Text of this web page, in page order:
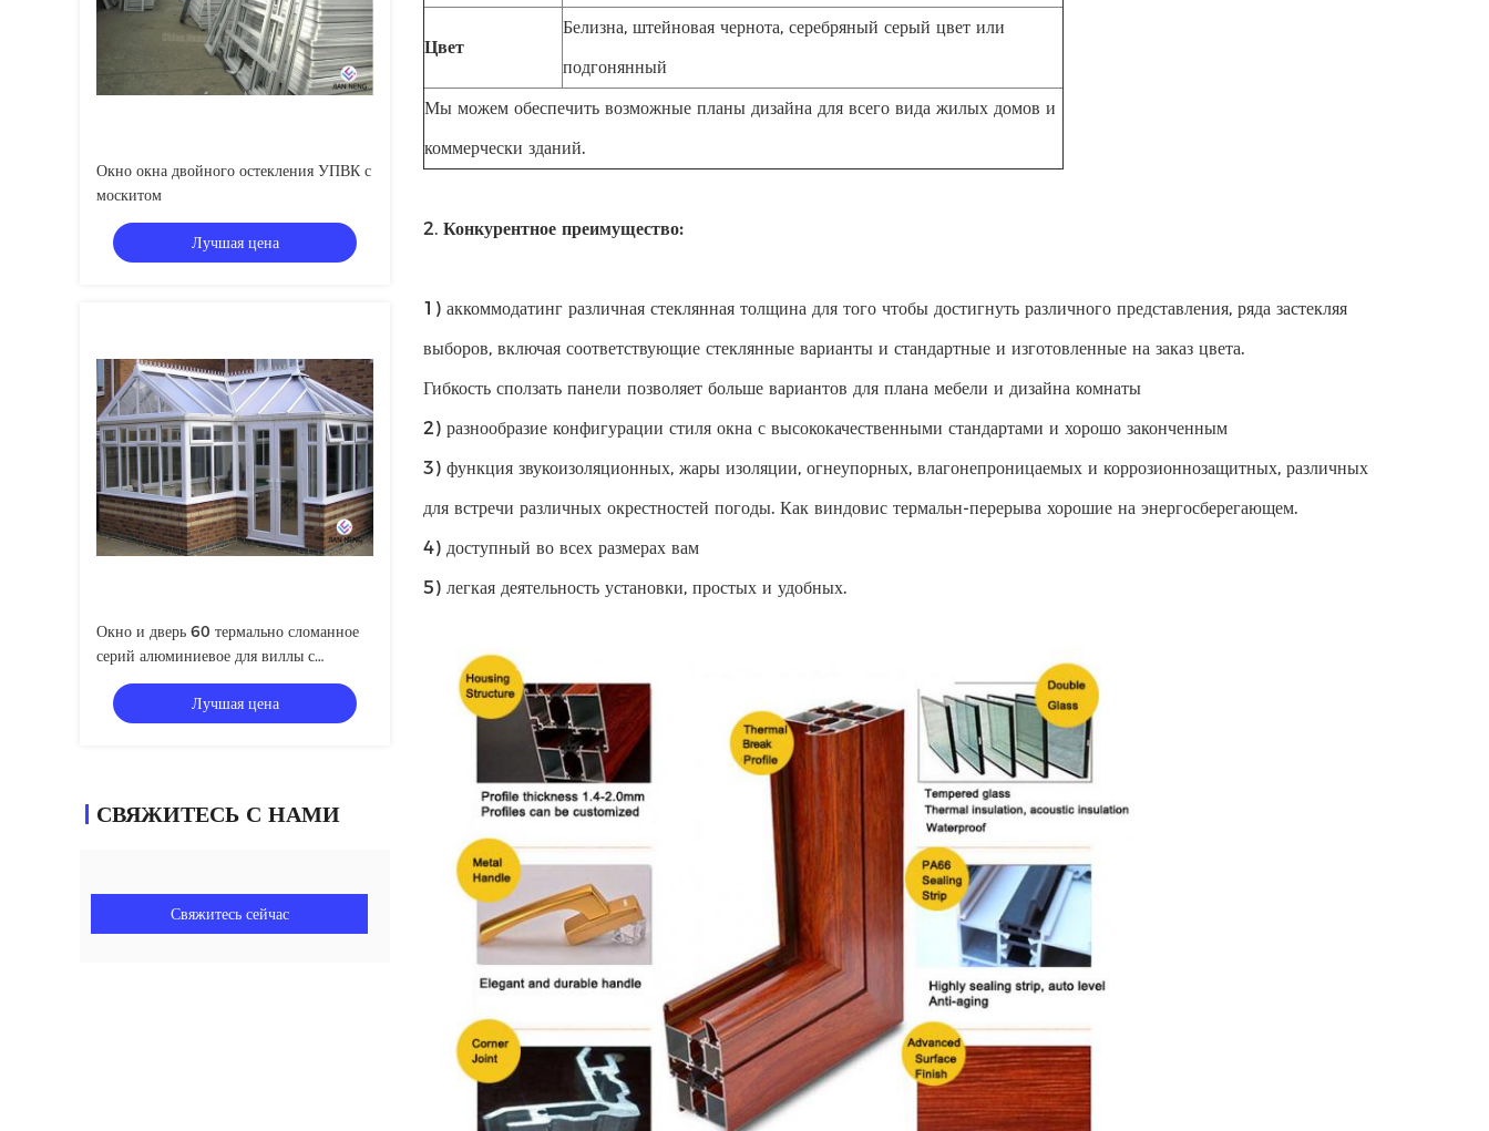
Окно окна двойного остекления УПВК с
москитом
Лучшая цена
Окно и дверь 60 термально сломанное
серий алюминиевое для виллы с
закаленным стеклом 5+12А+5мм
Лучшая цена
СВЯЖИТЕСЬ С НАМИ
Свяжитесь сейчас
Цвет
Белизна, штейновая чернота, серебряный серый цвет или
подгонянный
Мы можем обеспечить возможные планы дизайна для всего вида жилых домов и
коммерчески зданий.
2. Конкурентное преимущество:
1) аккоммодатинг различная стеклянная толщина для того чтобы достигнуть различного представления, ряда застекляя
выборов, включая соответствующие стеклянные варианты и стандартные и изготовленные на заказ цвета.
Гибкость сползать панели позволяет больше вариантов для плана мебели и дизайна комнаты
2) разнообразие конфигурации стиля окна с высококачественными стандартами и хорошо законченным
3) функция звукоизоляционных, жары изоляции, огнеупорных, влагонепроницаемых и коррозионнозащитных, различных
для встречи различных окрестностей погоды. Как виндовис термальн-перерыва хорошие на энергосберегающем.
4) доступный во всех размерах вам
5) легкая деятельность установки, простых и удобных.